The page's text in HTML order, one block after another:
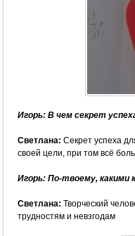
Игорь: В чем секрет
Светлана: Секрет успеха
своей цели, при том всё
Игорь: По-твоему, какими
Светлана: Творческий
трудностям и невзгодам